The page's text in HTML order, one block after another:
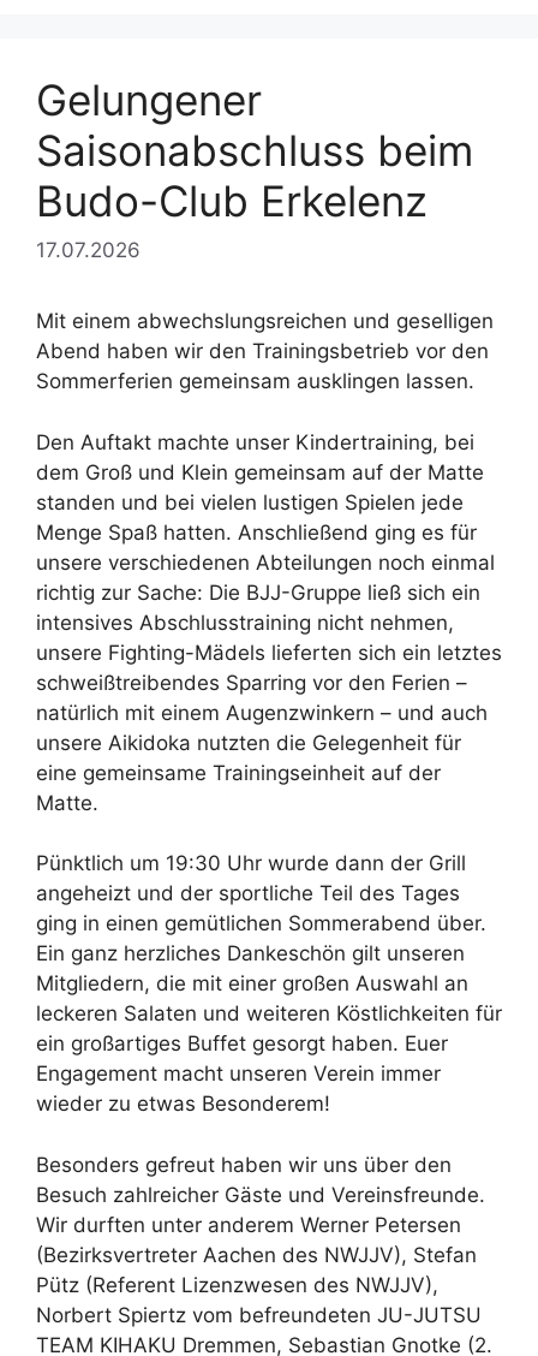
Gelungener
Saisonabschluss beim
Budo-Club Erkelenz
17.07.2026
Mit einem abwechslungsreichen und geselligen
Abend haben wir den Trainingsbetrieb vor den
Sommerferien gemeinsam ausklingen lassen.
Den Auftakt machte unser Kindertraining, bei
dem Groß und Klein gemeinsam auf der Matte
standen und bei vielen lustigen Spielen jede
Menge Spaß hatten. Anschließend ging es für
unsere verschiedenen Abteilungen noch einmal
richtig zur Sache: Die BJJ-Gruppe ließ sich ein
intensives Abschlusstraining nicht nehmen,
unsere Fighting-Mädels lieferten sich ein letztes
schweißtreibendes Sparring vor den Ferien –
natürlich mit einem Augenzwinkern – und auch
unsere Aikidoka nutzten die Gelegenheit für
eine gemeinsame Trainingseinheit auf der
Matte.
Pünktlich um 19:30 Uhr wurde dann der Grill
angeheizt und der sportliche Teil des Tages
ging in einen gemütlichen Sommerabend über.
Ein ganz herzliches Dankeschön gilt unseren
Mitgliedern, die mit einer großen Auswahl an
leckeren Salaten und weiteren Köstlichkeiten für
ein großartiges Buffet gesorgt haben. Euer
Engagement macht unseren Verein immer
wieder zu etwas Besonderem!
Besonders gefreut haben wir uns über den
Besuch zahlreicher Gäste und Vereinsfreunde.
Wir durften unter anderem Werner Petersen
(Bezirksvertreter Aachen des NWJJV), Stefan
Pütz (Referent Lizenzwesen des NWJJV),
Norbert Spiertz vom befreundeten JU-JUTSU
TEAM KIHAKU Dremmen, Sebastian Gnotke (2.